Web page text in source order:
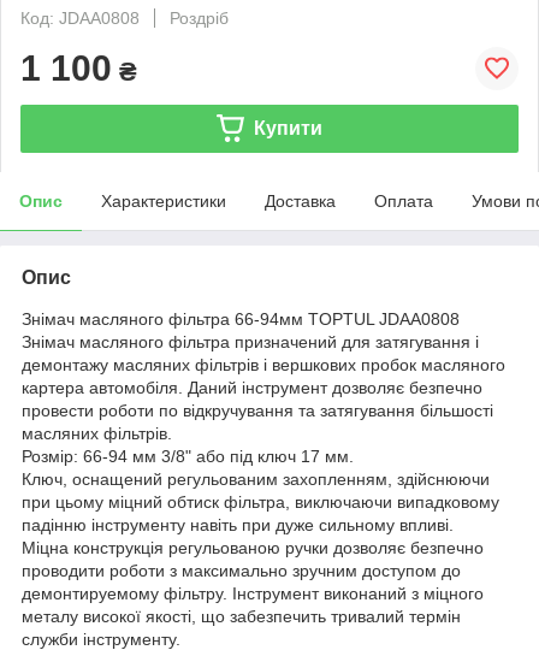
Код: JDAA0808
Роздріб
1 100 ₴
Купити
Опис Характеристики Доставка Оплата Умови
Опис
Знімач масляного фільтра 66-94мм TOPTUL JDAA0808
Знімач масляного фільтра призначений для затягування і
демонтажу масляних фільтрів і вершкових пробок масляного
картера автомобіля. Даний інструмент дозволяє безпечно
провести роботи по відкручування та затягування більшості
масляних фільтрів.
Розмір: 66-94 мм 3/8" або під ключ 17 мм.
Ключ, оснащений регульованим захопленням, здійснюючи
при цьому міцний обтиск фільтра, виключаючи випадковому
падінню інструменту навіть при дуже сильному впливі.
Міцна конструкція регульованою ручки дозволяє безпечно
проводити роботи з максимально зручним доступом до
демонтируемому фільтру. Інструмент виконаний з міцного
металу високої якості, що забезпечить тривалий термін
служби інструменту.